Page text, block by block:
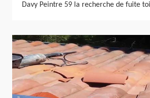
Davy Peintre 59 la recherche de fuite